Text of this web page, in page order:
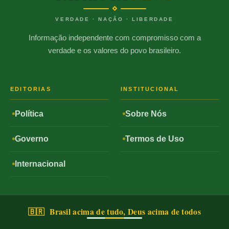
VERDADE · NAÇÃO · LIBERDADE
Informação independente com compromisso com a
verdade e os valores do povo brasileiro.
EDITORIAS
Política
Governo
Internacional
INSTITUCIONAL
Sobre Nós
Termos de Uso
🇧🇷 Brasil acima de tudo, Deus acima de todos